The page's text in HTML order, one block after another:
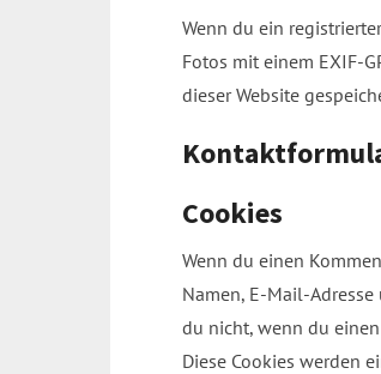
Wenn du ein
Fotos mit einem EXIF-
dieser Website
Cookies
Wenn du einen
Namen, E-Mail-
du nicht, wenn du
Diese Cookies werden